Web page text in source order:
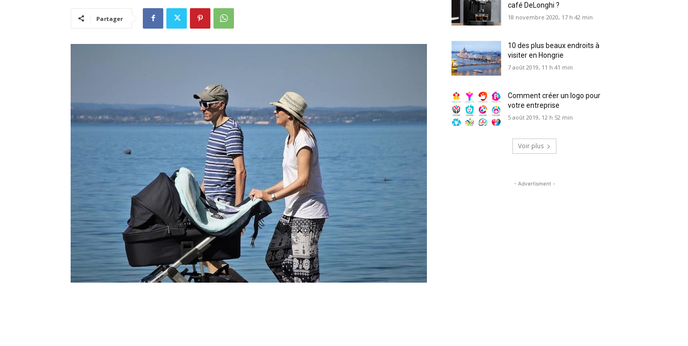
Partager
café DeLonghi ?
18 novembre 2020, 17 h 42 min
10 des plus beaux endroits à
visiter en Hongrie
7 août 2019, 11 h 41 min
Comment créer un logo pour
votre entreprise
5 août 2019, 12 h 52 min
Voir plus
- Advertisment -